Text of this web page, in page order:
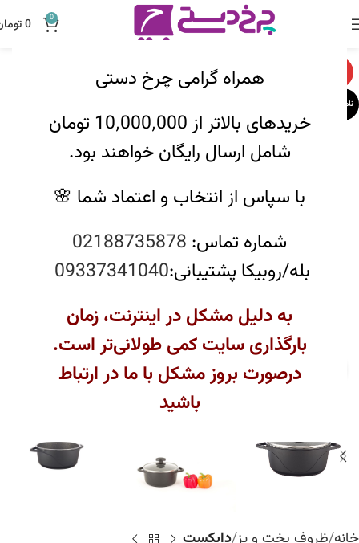
همراه گرامی چرخ دستی
خریدهای بالاتر از 10٬000٬000 تومان
شامل ارسال رایگان خواهند بود.
با سپاس از انتخاب و اعتماد شما 🌸
شماره تماس: 02188735878
بله/روبیکا پشتیبانی:09337341040
به دلیل مشکل در اینترنت، زمان
بارگذاری سایت کمی طولانی‌تر است.
درصورت بروز مشکل با ما در ارتباط
باشید
0
0
ناموجود
بزرگنمایی تصویر